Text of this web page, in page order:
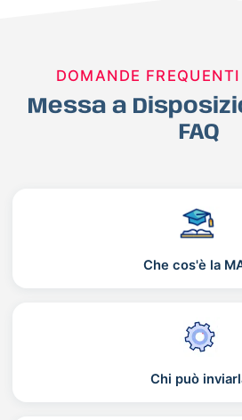
DOMANDE
Messa a
FAQ
Che cos'è la
Chi può